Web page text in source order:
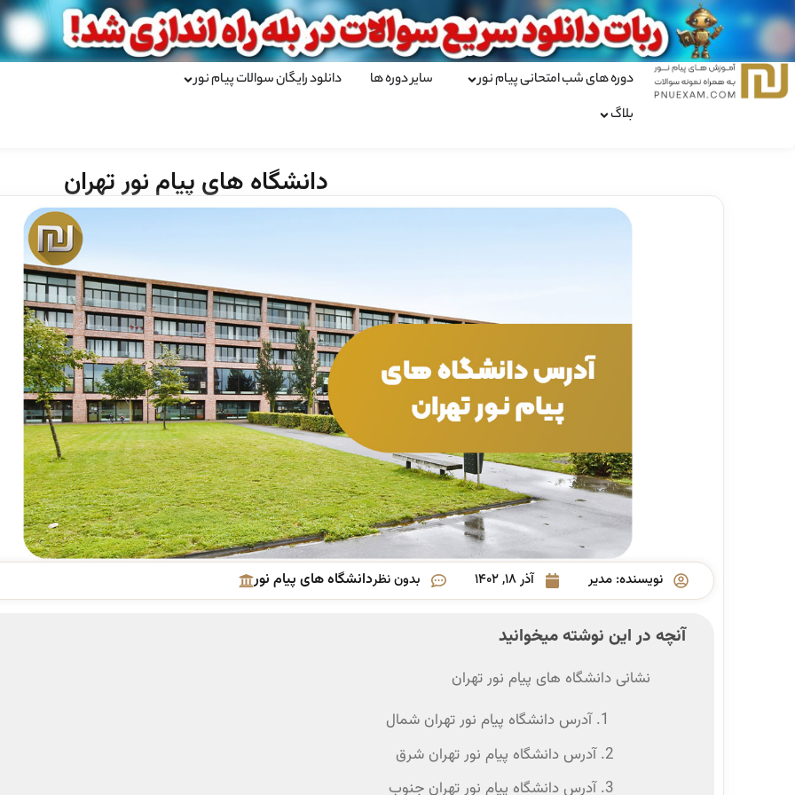
دوره های شب امتحانی پیام نور سایر دوره ها
دانلود رایگان سوالات پیام نور
بلاگ
دانشگاه های پیام نور تهران
نویسنده: مدیر آذر ۱۸, ۱۴۰۲ بدون نظردانشگاه های پیام نور
آنچه در این نوشته میخوانید
نشانی دانشگاه های پیام نور تهران
2. آدرس دانشگاه پیام نور تهران شرق
3. آدرس دانشگاه پیام نور تهران جنوب